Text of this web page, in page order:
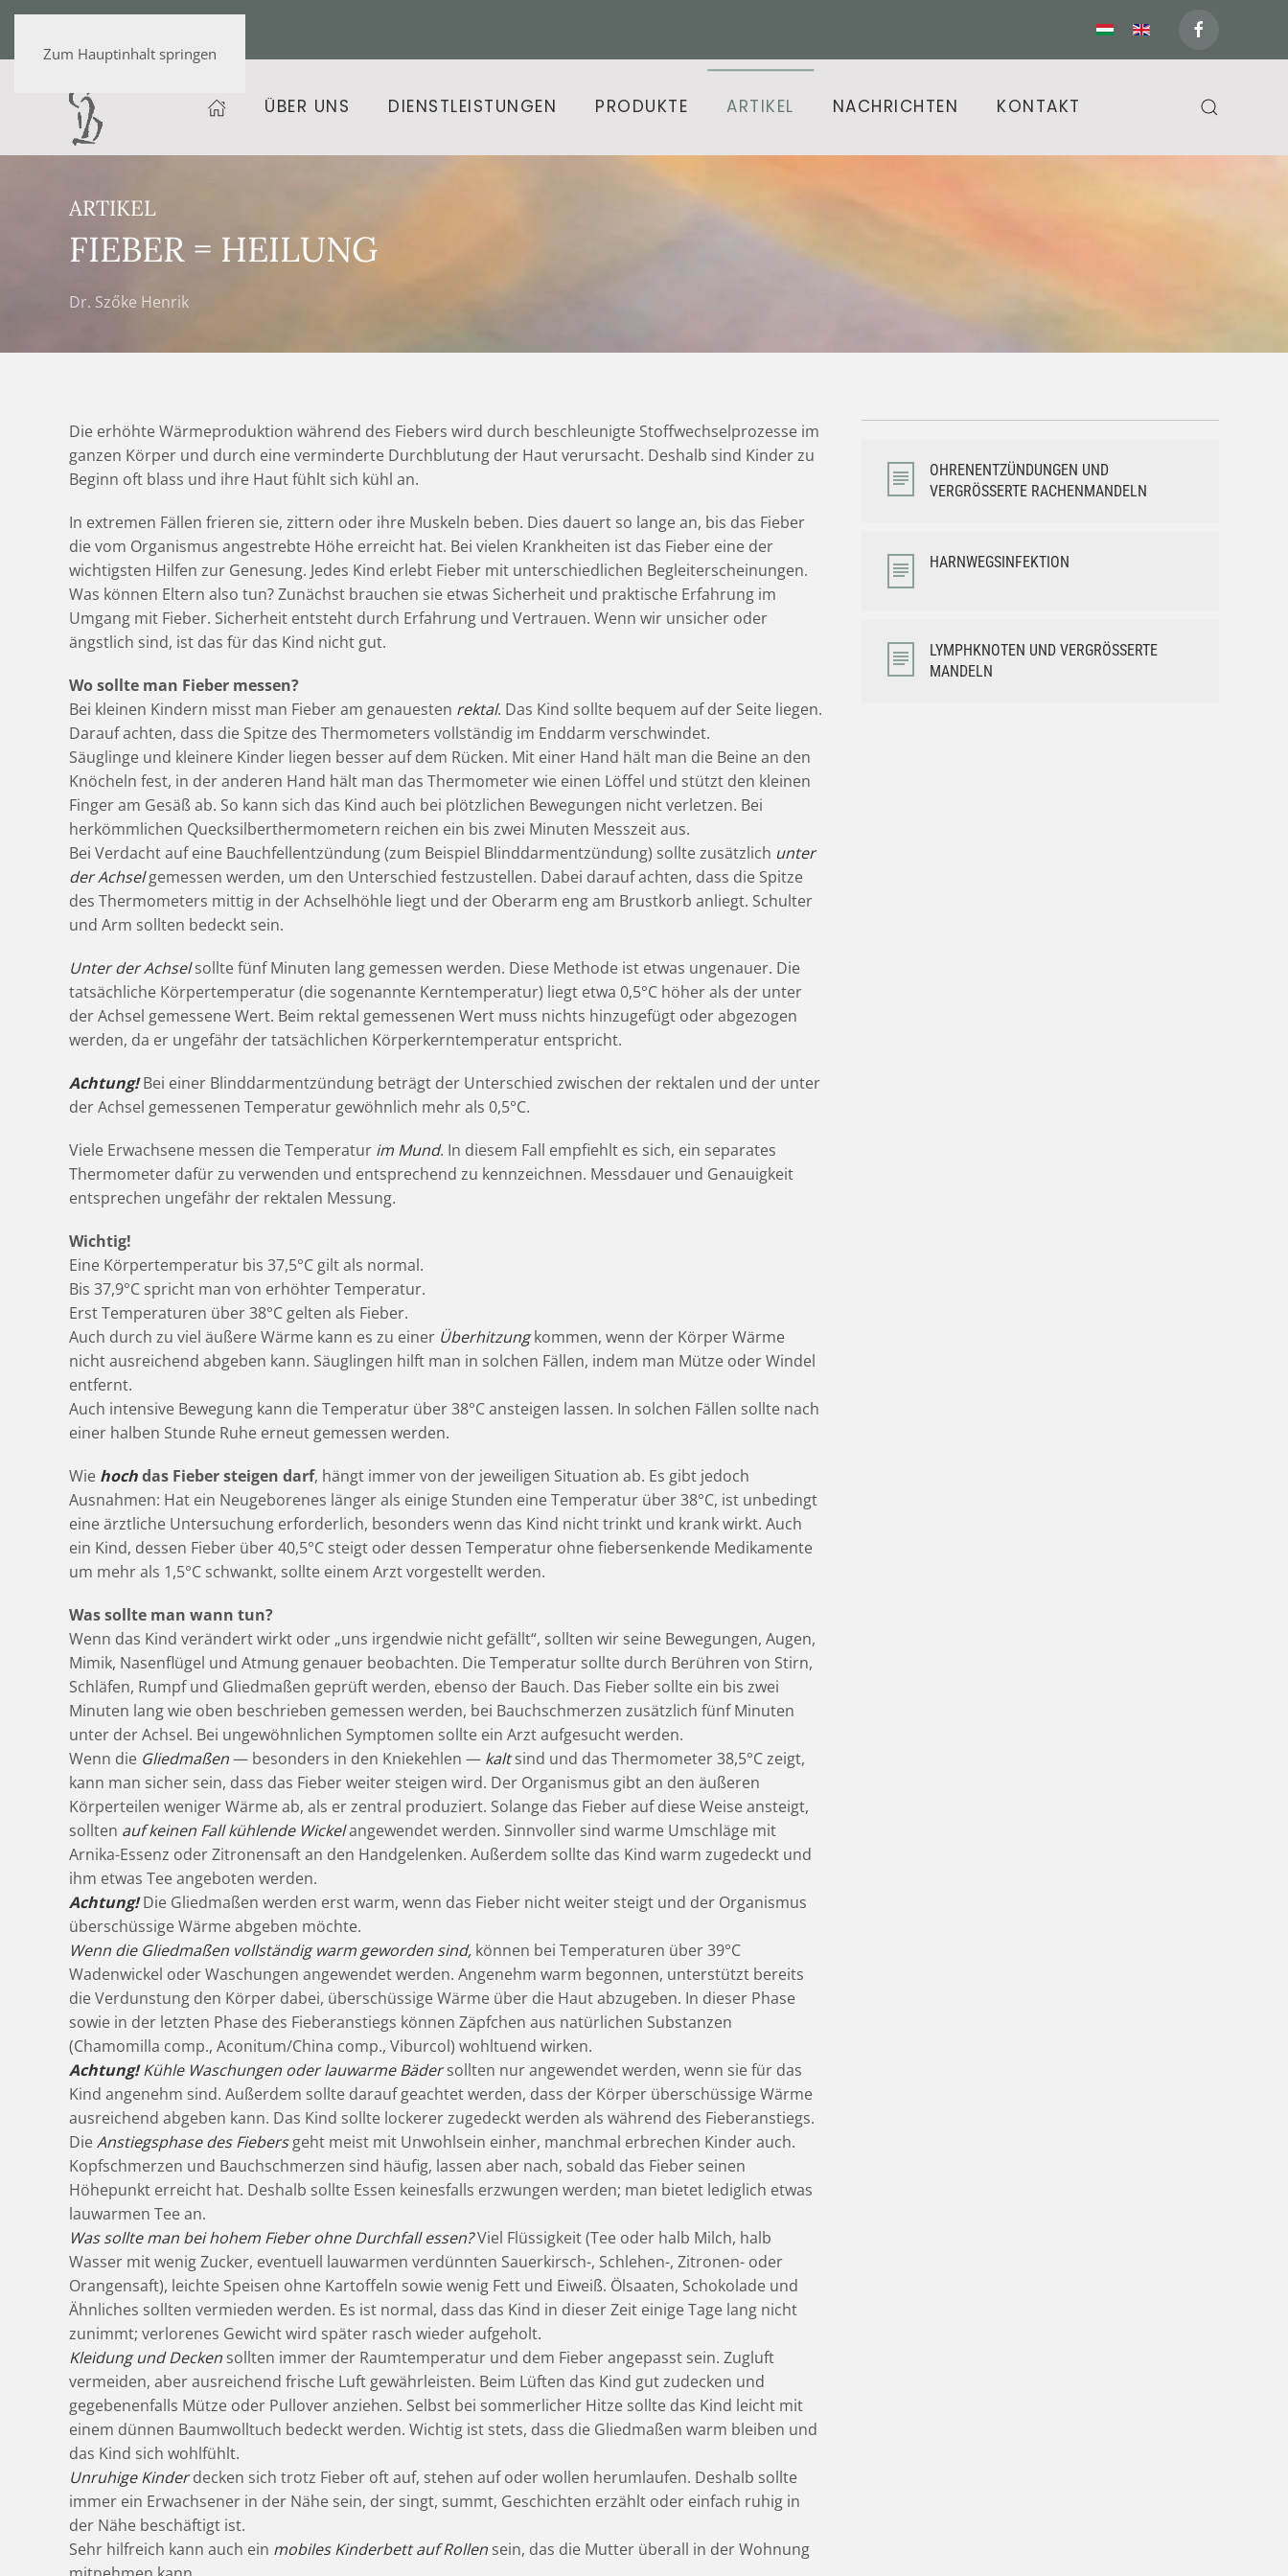
Zum Hauptinhalt springen
ÜBER UNS DIENSTLEISTUNGEN PRODUKTE ARTIKEL NACHRICHTEN KONTAKT
ARTIKEL
FIEBER = HEILUNG
Dr. Szőke Henrik
Die erhöhte Wärmeproduktion während des Fiebers wird durch beschleunigte Stoffwechselprozesse im
ganzen Körper und durch eine verminderte Durchblutung der Haut verursacht. Deshalb sind Kinder zu
Beginn oft blass und ihre Haut fühlt sich kühl an.
In extremen Fällen frieren sie, zittern oder ihre Muskeln beben. Dies dauert so lange an, bis das Fieber
die vom Organismus angestrebte Höhe erreicht hat. Bei vielen Krankheiten ist das Fieber eine der
wichtigsten Hilfen zur Genesung. Jedes Kind erlebt Fieber mit unterschiedlichen Begleiterscheinungen.
Was können Eltern also tun? Zunächst brauchen sie etwas Sicherheit und praktische Erfahrung im
Umgang mit Fieber. Sicherheit entsteht durch Erfahrung und Vertrauen. Wenn wir unsicher oder
ängstlich sind, ist das für das Kind nicht gut.
Wo sollte man Fieber messen?
Bei kleinen Kindern misst man Fieber am genauesten rektal. Das Kind sollte bequem auf der Seite liegen.
Darauf achten, dass die Spitze des Thermometers vollständig im Enddarm verschwindet.
Säuglinge und kleinere Kinder liegen besser auf dem Rücken. Mit einer Hand hält man die Beine an den
Knöcheln fest, in der anderen Hand hält man das Thermometer wie einen Löffel und stützt den kleinen
Finger am Gesäß ab. So kann sich das Kind auch bei plötzlichen Bewegungen nicht verletzen. Bei
herkömmlichen Quecksilberthermometern reichen ein bis zwei Minuten Messzeit aus.
Bei Verdacht auf eine Bauchfellentzündung (zum Beispiel Blinddarmentzündung) sollte zusätzlich unter
der Achselgemessen werden, um den Unterschied festzustellen. Dabei darauf achten, dass die Spitze
des Thermometers mittig in der Achselhöhle liegt und der Oberarm eng am Brustkorb anliegt. Schulter
und Arm sollten bedeckt sein.
Unter der Achselsollte fünf Minuten lang gemessen werden. Diese Methode ist etwas ungenauer. Die
tatsächliche Körpertemperatur (die sogenannte Kerntemperatur) liegt etwa 0,5°C höher als der unter
der Achsel gemessene Wert. Beim rektal gemessenen Wert muss nichts hinzugefügt oder abgezogen
werden, da er ungefähr der tatsächlichen Körperkerntemperatur entspricht.
Achtung!Bei einer Blinddarmentzündung beträgt der Unterschied zwischen der rektalen und der unter
der Achsel gemessenen Temperatur gewöhnlich mehr als 0,5°C.
Viele Erwachsene messen die Temperatur im Mund. In diesem Fall empfiehlt es sich, ein separates
Thermometer dafür zu verwenden und entsprechend zu kennzeichnen. Messdauer und Genauigkeit
entsprechen ungefähr der rektalen Messung.
Wichtig!
Eine Körpertemperatur bis 37,5°C gilt als normal.
Bis 37,9°C spricht man von erhöhter Temperatur.
Erst Temperaturen über 38°C gelten als Fieber.
Auch durch zu viel äußere Wärme kann es zu einer Überhitzungkommen, wenn der Körper Wärme
nicht ausreichend abgeben kann. Säuglingen hilft man in solchen Fällen, indem man Mütze oder Windel
entfernt.
Auch intensive Bewegung kann die Temperatur über 38°C ansteigen lassen. In solchen Fällen sollte nach
einer halben Stunde Ruhe erneut gemessen werden.
Wie hochdas Fieber steigen darf, hängt immer von der jeweiligen Situation ab. Es gibt jedoch
Ausnahmen: Hat ein Neugeborenes länger als einige Stunden eine Temperatur über 38°C, ist unbedingt
eine ärztliche Untersuchung erforderlich, besonders wenn das Kind nicht trinkt und krank wirkt. Auch
ein Kind, dessen Fieber über 40,5°C steigt oder dessen Temperatur ohne fiebersenkende Medikamente
um mehr als 1,5°C schwankt, sollte einem Arzt vorgestellt werden.
Was sollte man wann tun?
Wenn das Kind verändert wirkt oder „uns irgendwie nicht gefällt“, sollten wir seine Bewegungen, Augen,
Mimik, Nasenflügel und Atmung genauer beobachten. Die Temperatur sollte durch Berühren von Stirn,
Schläfen, Rumpf und Gliedmaßen geprüft werden, ebenso der Bauch. Das Fieber sollte ein bis zwei
Minuten lang wie oben beschrieben gemessen werden, bei Bauchschmerzen zusätzlich fünf Minuten
unter der Achsel. Bei ungewöhnlichen Symptomen sollte ein Arzt aufgesucht werden.
Wenn die Gliedmaßen— besonders in den Kniekehlen — kaltsind und das Thermometer 38,5°C zeigt,
kann man sicher sein, dass das Fieber weiter steigen wird. Der Organismus gibt an den äußeren
Körperteilen weniger Wärme ab, als er zentral produziert. Solange das Fieber auf diese Weise ansteigt,
sollten auf keinen Fall kühlende Wickelangewendet werden. Sinnvoller sind warme Umschläge mit
Arnika-Essenz oder Zitronensaft an den Handgelenken. Außerdem sollte das Kind warm zugedeckt und
ihm etwas Tee angeboten werden.
Achtung!Die Gliedmaßen werden erst warm, wenn das Fieber nicht weiter steigt und der Organismus
überschüssige Wärme abgeben möchte.
Wenn die Gliedmaßen vollständig warm geworden sind, können bei Temperaturen über 39°C
Wadenwickel oder Waschungen angewendet werden. Angenehm warm begonnen, unterstützt bereits
die Verdunstung den Körper dabei, überschüssige Wärme über die Haut abzugeben. In dieser Phase
sowie in der letzten Phase des Fieberanstiegs können Zäpfchen aus natürlichen Substanzen
(Chamomilla comp., Aconitum/China comp., Viburcol) wohltuend wirken.
Achtung! Kühle Waschungen oder lauwarme Bädersollten nur angewendet werden, wenn sie für das
Kind angenehm sind. Außerdem sollte darauf geachtet werden, dass der Körper überschüssige Wärme
ausreichend abgeben kann. Das Kind sollte lockerer zugedeckt werden als während des Fieberanstiegs.
DieAnstiegsphase des Fiebersgeht meist mit Unwohlsein einher, manchmal erbrechen Kinder auch.
Kopfschmerzen und Bauchschmerzen sind häufig, lassen aber nach, sobald das Fieber seinen
Höhepunkt erreicht hat. Deshalb sollte Essen keinesfalls erzwungen werden; man bietet lediglich etwas
lauwarmen Tee an.
Was sollte man bei hohem Fieber ohne Durchfall essen?Viel Flüssigkeit (Tee oder halb Milch, halb
Wasser mit wenig Zucker, eventuell lauwarmen verdünnten Sauerkirsch-, Schlehen-, Zitronen- oder
Orangensaft), leichte Speisen ohne Kartoffeln sowie wenig Fett und Eiweiß. Ölsaaten, Schokolade und
Ähnliches sollten vermieden werden. Es ist normal, dass das Kind in dieser Zeit einige Tage lang nicht
zunimmt; verlorenes Gewicht wird später rasch wieder aufgeholt.
Kleidung und Decken sollten immer der Raumtemperatur und dem Fieber angepasst sein. Zugluft
vermeiden, aber ausreichend frische Luft gewährleisten. Beim Lüften das Kind gut zudecken und
gegebenenfalls Mütze oder Pullover anziehen. Selbst bei sommerlicher Hitze sollte das Kind leicht mit
einem dünnen Baumwolltuch bedeckt werden. Wichtig ist stets, dass die Gliedmaßen warm bleiben und
das Kind sich wohlfühlt.
Unruhige Kinderdecken sich trotz Fieber oft auf, stehen auf oder wollen herumlaufen. Deshalb sollte
immer ein Erwachsener in der Nähe sein, der singt, summt, Geschichten erzählt oder einfach ruhig in
der Nähe beschäftigt ist.
Sehr hilfreich kann auch ein mobiles Kinderbett auf Rollen sein, das die Mutter überall in der Wohnung
OHRENENTZÜNDUNGEN UND
VERGRÖSSERTE RACHENMANDELN
HARNWEGSINFEKTION
LYMPHKNOTEN UND VERGRÖSSERTE M
ANDELN